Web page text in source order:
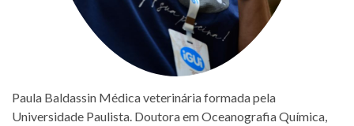
Paula Baldassin Médica veterinária formada pela
Universidade Paulista. Doutora em Oceanografia Química,